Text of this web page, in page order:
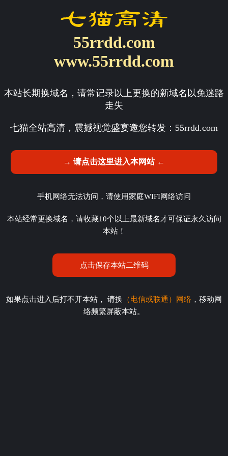
55rrdd.com
www.55rrdd.com
本站长期换域名，请常记录以上更换的新域名以免迷路
走失
七猫全站高清，震撼视觉盛宴邀您转发： 55rrdd.com
→ 请点击这里进入本网站 ←
手机网络无法访问，请使用家庭WIFI网络访问
本站经常更换域名，请收藏10个以上最新域名才可保证永久访问
本站！
点击保存本站二维码
如果点击进入后打不开本站， 请换 （电信或联通）网络 ，移动网
络频繁屏蔽本站。